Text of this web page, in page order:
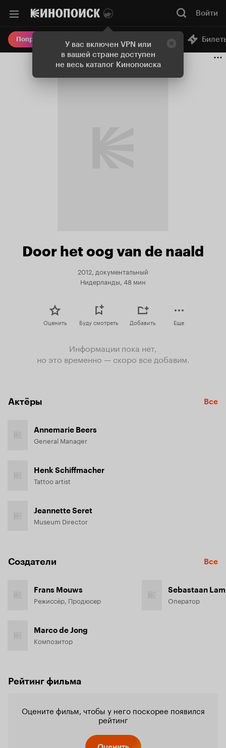
У вас включен VPN или
в вашей стране доступен
не весь каталог Кинопоиска
Войти
Попробовать Плюс Онлайн-кинотеатр
Door het oog van de naald
2012, документальный
Нидерланды, 48 мин
Оценить Буду смотреть Добавить Еще
Информации пока нет,
но это временно — скоро все добавим.
Актёры Все
Annemarie Beers
General Manager
Henk Schiffmacher
Tattoo artist
Jeannette Seret
Museum Director
Создатели Все
Frans Mouws
Режиссёр, Продюсер
Marco de Jong
Композитор
Sebastaan
Оператор
Рейтинг фильма
Оцените фильм, чтобы у него поскорее появился
рейтинг